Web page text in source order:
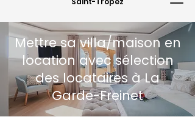
Mettre sa villa/maison en
location avec sélection
des locataires à La
Garde-Freinet